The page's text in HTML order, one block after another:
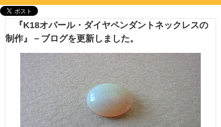
『K18オパール・ダイヤペンダントネックレスの
制作』－ブログを更新しました。